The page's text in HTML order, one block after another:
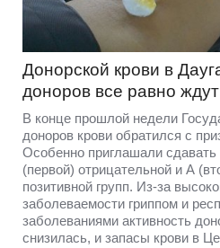
Донорской крови в
доноров все равно ждут
В конце прошлой недели
доноров крови обратился с
Особенно приглашали сдавать
(первой) отрицательной и А
позитивной групп. Из-за
заболеваемости гриппом и
заболеваниями активность
снизилась, и запасы крови в